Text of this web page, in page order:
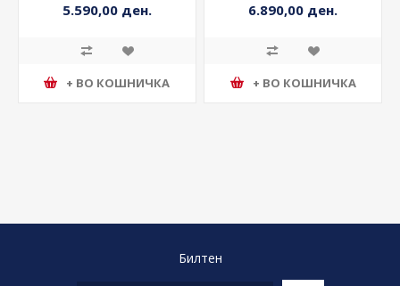
5.590,00 ден.
+ ВО КОШНИЧКА
6.890,00 ден.
+ ВО КОШНИЧКА
Билтен